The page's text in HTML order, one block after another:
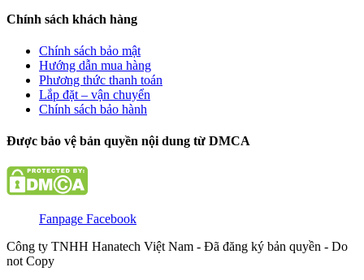
Chính sách khách hàng
Chính sách bảo mật
Hướng dẫn mua hàng
Phương thức thanh toán
Lắp đặt – vận chuyển
Chính sách bảo hành
Được bảo vệ bản quyền nội dung từ DMCA
Fanpage Facebook
Công ty TNHH Hanatech Việt Nam - Đã đăng ký bản quyền - Do
not Copy